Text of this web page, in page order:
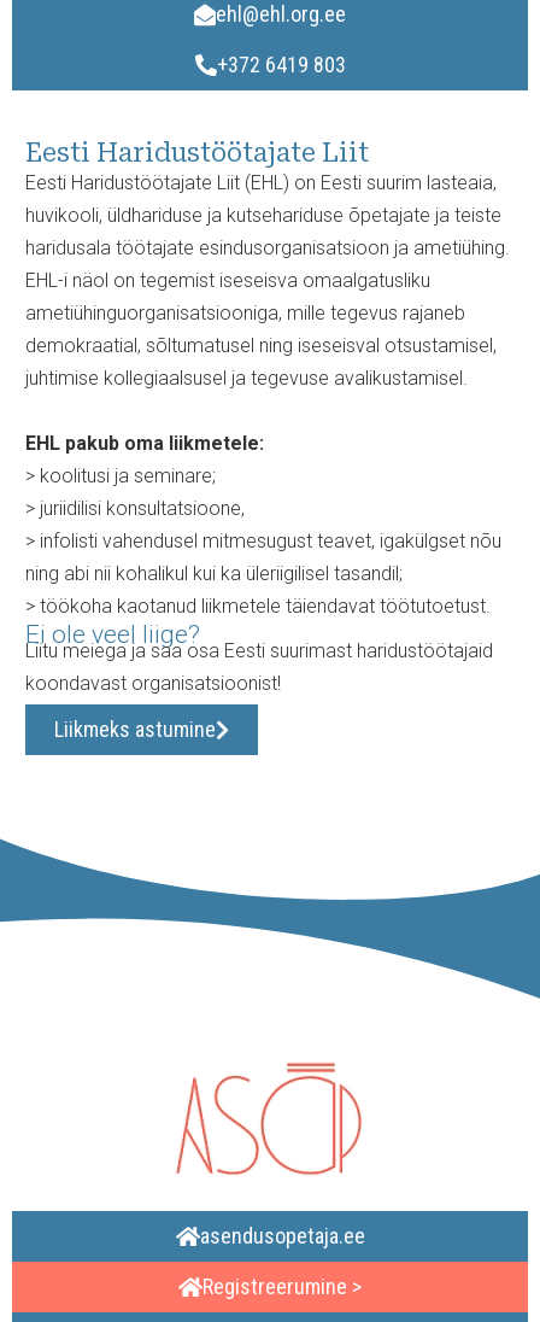
ehl@ehl.org.ee
+372 6419 803
Eesti Haridustöötajate Liit
Eesti Haridustöötajate Liit (EHL) on Eesti suurim lasteaia,
huvikooli, üldhariduse ja kutsehariduse õpetajate ja teiste
haridusala töötajate esindusorganisatsioon ja ametiühing.
EHL-i näol on tegemist iseseisva omaalgatusliku
ametiühinguorganisatsiooniga, mille tegevus rajaneb
demokraatial, sõltumatusel ning iseseisval otsustamisel,
juhtimise kollegiaalsusel ja tegevuse avalikustamisel.
EHL pakub oma liikmetele:
> koolitusi ja seminare;
> juriidilisi konsultatsioone,
> infolisti vahendusel mitmesugust teavet, igakülgset nõu
ning abi nii kohalikul kui ka üleriigilisel tasandil;
> töökoha kaotanud liikmetele täiendavat töötutoetust.
Ei ole veel liige?
Liitu meiega ja saa osa Eesti suurimast haridustöötajaid
koondavast organisatsioonist!
Liikmeks astumine
asendusopetaja.ee
Registreerumine >